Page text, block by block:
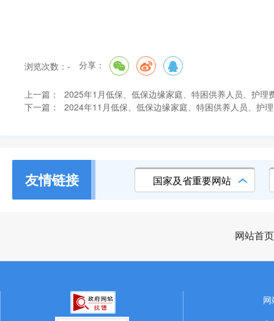
浏览次数： - 分享：
上一篇：
2025年1月低保、低保边缘家庭、特困供养人员、护
下一篇：
2024年11月低保、低保边缘家庭、特困供养人员、护
友情链接 国家及省重要网站
网站首页